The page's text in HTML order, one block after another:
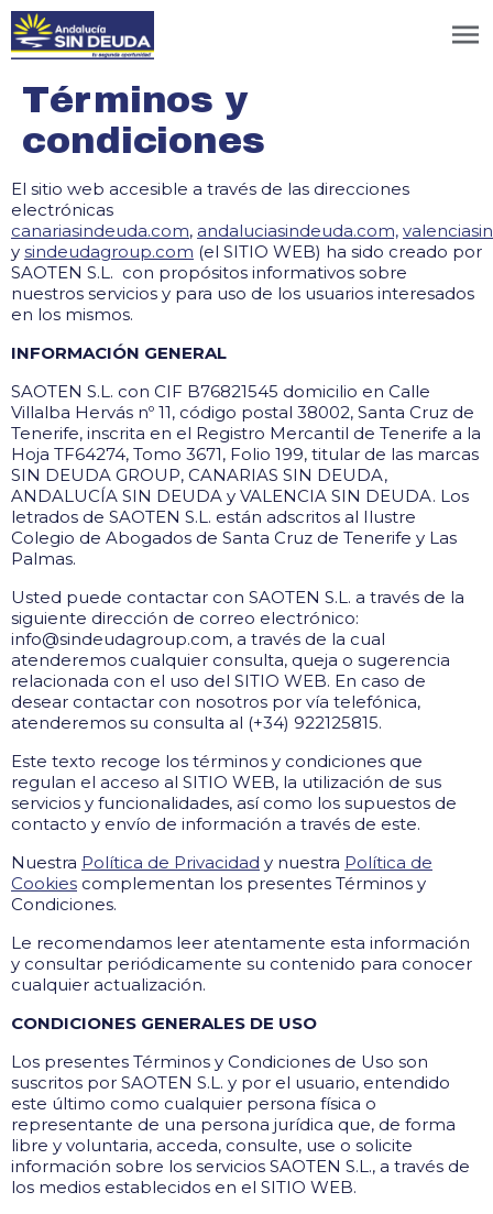
Términos y
condiciones
El sitio web accesible a través de las direcciones
electrónicas
canariasindeuda.com, andaluciasindeuda.com,
y sindeudagroup.com (el SITIO WEB) ha sido creado por
SAOTEN S.L. con propósitos informativos sobre
nuestros servicios y para uso de los usuarios interesados
en los mismos.
INFORMACIÓN GENERAL
SAOTEN S.L. con CIF B76821545 domicilio en Calle
Villalba Hervás nº 11, código postal 38002, Santa Cruz de
Tenerife, inscrita en el Registro Mercantil de Tenerife a la
Hoja TF64274, Tomo 3671, Folio 199, titular de las marcas
SIN DEUDA GROUP, CANARIAS SIN DEUDA,
ANDALUCÍA SIN DEUDA y VALENCIA SIN DEUDA. Los
letrados de SAOTEN S.L. están adscritos al Ilustre
Colegio de Abogados de Santa Cruz de Tenerife y Las
Palmas.
Usted puede contactar con SAOTEN S.L. a través de la
siguiente dirección de correo electrónico:
info@sindeudagroup.com, a través de la cual
atenderemos cualquier consulta, queja o sugerencia
relacionada con el uso del SITIO WEB. En caso de
desear contactar con nosotros por vía telefónica,
atenderemos su consulta al (+34) 922125815.
Este texto recoge los términos y condiciones que
regulan el acceso al SITIO WEB, la utilización de sus
servicios y funcionalidades, así como los supuestos de
contacto y envío de información a través de este.
Nuestra Política de Privacidad y nuestra Política de
Cookies complementan los presentes Términos y
Condiciones.
Le recomendamos leer atentamente esta información
y consultar periódicamente su contenido para conocer
cualquier actualización.
CONDICIONES GENERALES DE USO
Los presentes Términos y Condiciones de Uso son
suscritos por SAOTEN S.L. y por el usuario, entendido
este último como cualquier persona física o
representante de una persona jurídica que, de forma
libre y voluntaria, acceda, consulte, use o solicite
información sobre los servicios SAOTEN S.L., a través de
los medios establecidos en el SITIO WEB.